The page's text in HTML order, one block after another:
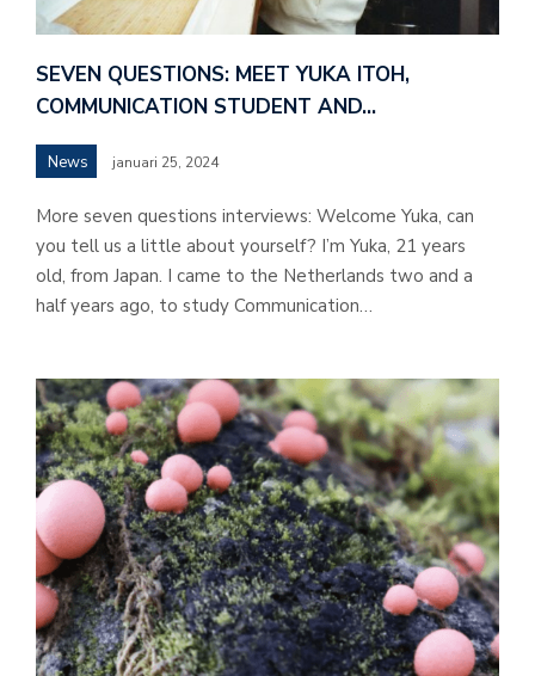
SEVEN QUESTIONS: MEET YUKA ITOH,
COMMUNICATION STUDENT AND…
News januari 25, 2024
More seven questions interviews: Welcome Yuka, can
you tell us a little about yourself? I’m Yuka, 21 years
old, from Japan. I came to the Netherlands two and a
half years ago, to study Communication…